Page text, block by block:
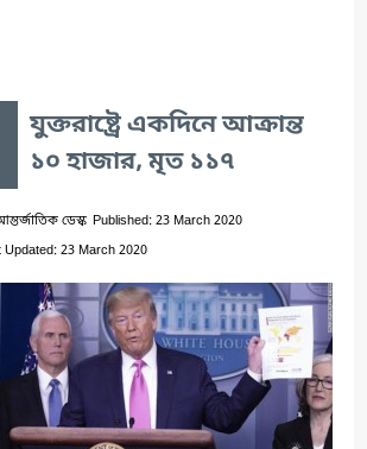
যুক্তরাষ্ট্রে একদিনে আক্রান্ত
১০ হাজার, মৃত ১১৭
ডেস্ক Published: 23 March 2020
Updated: 23 March 2020